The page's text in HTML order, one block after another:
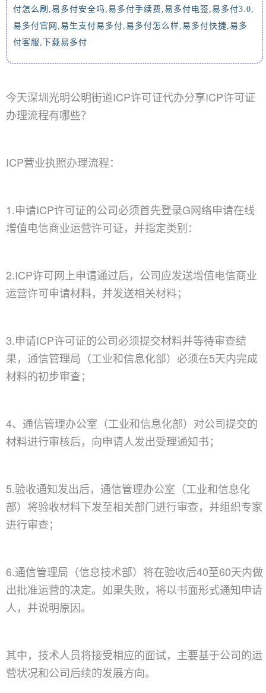
付怎么刷 ,易多付安全吗,易多付手续费 ,易多付电签,易多付3.0,
易多付官网 ,易生支付易多付,易多付怎么样,易多付快捷,易多
付客服 , 下载易多付
今天深圳光明公明街道ICP许可证代办分享ICP许可证
办理流程有哪些？
ICP营业执照办理流程：
1.申请ICP许可证的公司必须首先登录G网络申请在线
增值电信商业运营许可证，并指定类别：
2.ICP许可网上申请通过后，公司应发送增值电信商业
运营许可申请材料，并发送相关材料；
3.申请ICP许可证的公司必须提交材料并等待审查结
果，通信管理局（工业和信息化部）必须在5天内完成
材料的初步审查；
4、通信管理办公室（工业和信息化部）对公司提交的
材料进行审核后，向申请人发出受理通知书；
5.验收通知发出后，通信管理办公室（工业和信息化
部）将验收材料下发至相关部门进行审查，并组织专家
进行审查；
6.通信管理局（信息技术部）将在验收后40至60天内做
出批准运营的决定。如果失败，将以书面形式通知申请
人，并说明原因。
其中，技术人员将接受相应的面试，主要基于公司的运
营状况和公司后续的发展方向。